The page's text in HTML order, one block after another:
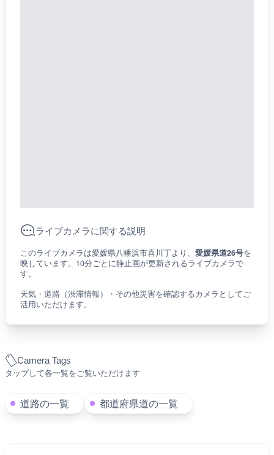
Camera Tags
タップして各一覧をご覧いただけます
道路の一覧 都道府県道の一覧
ライブカメラに関する説明
このライブカメラは愛媛県八幡浜市喜川丁より、 愛媛県道26号を
映しています。10分ごとに静止画が更新されるライブカメラで
す。
天気・道路（渋滞情報）・その他災害を確認するカメラとしてご
活用いただけます。